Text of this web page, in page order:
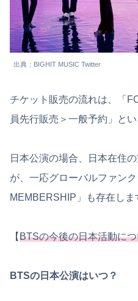
出典：BIGHIT MUSIC Twitter
チケット販売の流れは、「
員先行販売＞一般予約」とい
日本公演の場合、日本在住
が、一応グローバルファン
MEMBERSHIP」も存在しま
【BTSの今後の日本活動に
BTSの日本公演はいつ？